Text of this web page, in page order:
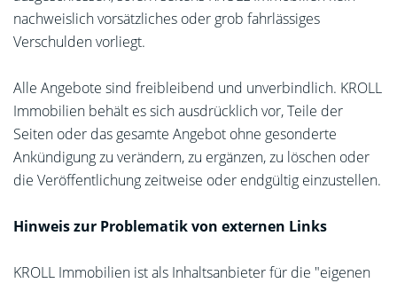
nachweislich vorsätzliches oder grob fahrlässiges
Verschulden vorliegt.
Alle Angebote sind freibleibend und unverbindlich. KROLL
Immobilien behält es sich ausdrücklich vor, Teile der
Seiten oder das gesamte Angebot ohne gesonderte
Ankündigung zu verändern, zu ergänzen, zu löschen oder
die Veröffentlichung zeitweise oder endgültig einzustellen.
Hinweis zur Problematik von externen Links
KROLL Immobilien ist als Inhaltsanbieter für die "eigenen